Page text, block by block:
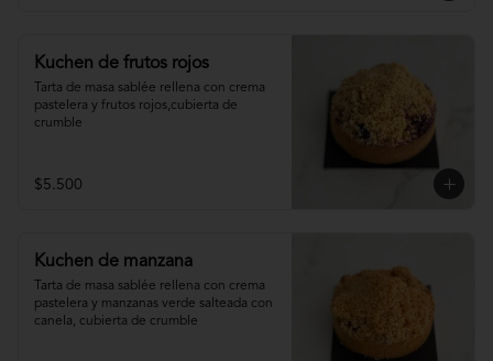
Kuchen de frutos rojos
Tarta de masa sablée rellena con crema
pastelera y frutos rojos,cubierta de
crumble
$5.500
Kuchen de manzana
Tarta de masa sablée rellena con crema
pastelera y manzanas verde salteada con
canela, cubierta de crumble